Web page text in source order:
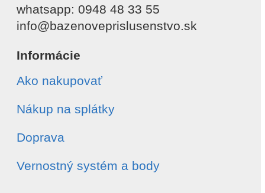
whatsapp: 0948 48 33 55
info@bazenoveprislusenstvo.sk
Informácie
Ako nakupovať
Nákup na splátky
Doprava
Vernostný systém a body